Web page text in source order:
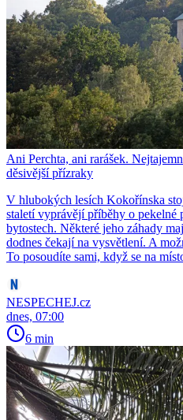
Ani Perchta, ani rarášek.
děsivější přízraky
V hlubokých lesích Kokořínska
staletí vyprávějí příběhy o pekelné
bytostech. Některé jeho záhady
dodnes čekají na vysvětlení. A
To posoudíte sami, když se na
NESPECHEJ.cz
dnes, 07:00
6 min